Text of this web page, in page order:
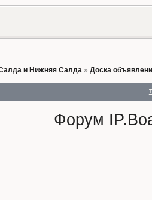
и Нижняя Салда» Доска
Форум